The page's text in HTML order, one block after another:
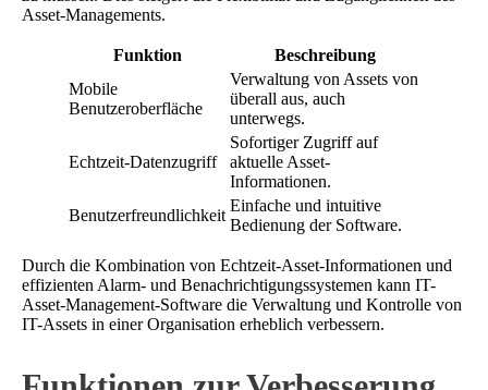
Asset-Managements.
Funktion
Beschreibung
Mobile
Benutzeroberfläche
Verwaltung von Assets von
überall aus, auch
unterwegs.
Echtzeit-Datenzugriff
Sofortiger Zugriff auf
aktuelle Asset-
Informationen.
Benutzerfreundlichkeit
Einfache und intuitive
Bedienung der Software.
Durch die Kombination von Echtzeit-Asset-Informationen und
effizienten Alarm- und Benachrichtigungssystemen kann IT-
Asset-Management-Software die Verwaltung und Kontrolle von
IT-Assets in einer Organisation erheblich verbessern.